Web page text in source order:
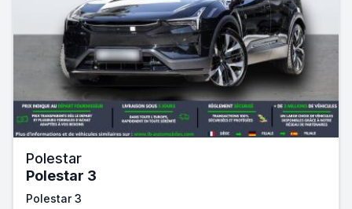
Polestar
Polestar 3
Polestar 3